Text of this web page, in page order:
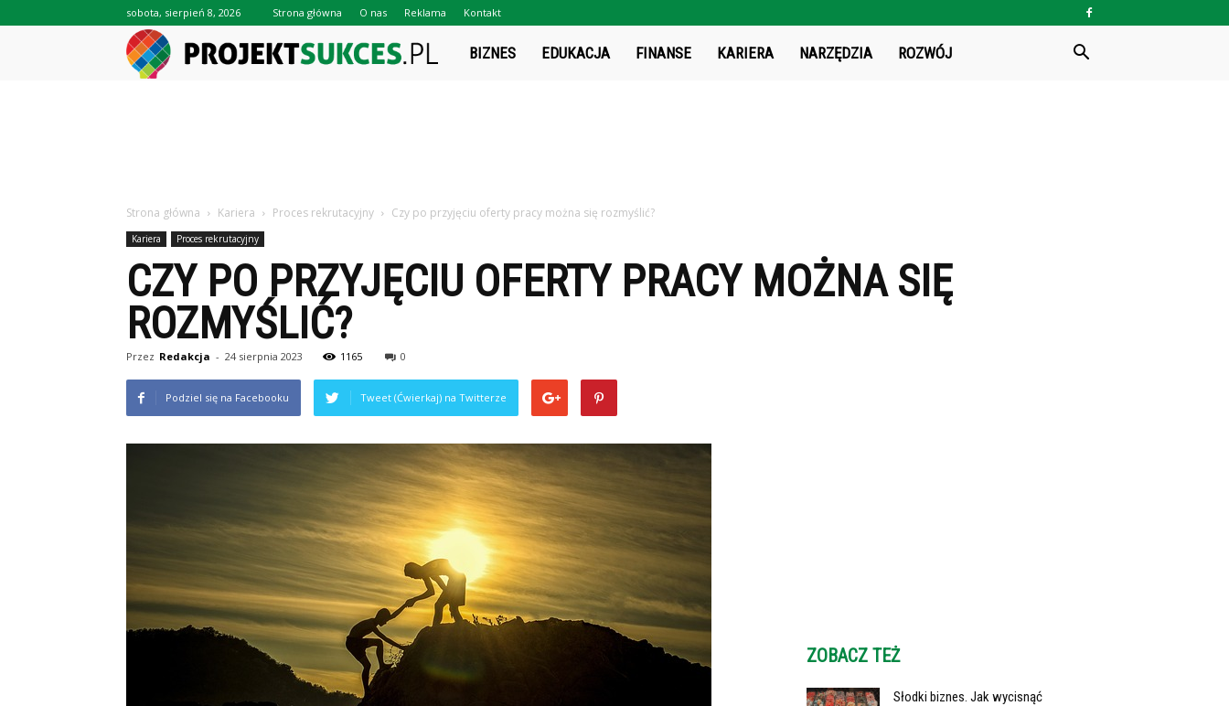
sobota, sierpień 8, 2026 Strona główna O nas Reklama Kontakt
Projektsukces.pl
BIZNES EDUKACJA FINANSE KARIERA NARZĘDZIA ROZWÓJ
Strona główna Kariera Proces rekrutacyjny Czy po przyjęciu oferty pracy można się rozmyślić?
Kariera Proces rekrutacyjny
CZY PO PRZYJĘCIU OFERTY PRACY MOŻNA SIĘ
ROZMYŚLIĆ?
Przez Redakcja - 24 sierpnia 2023 1165 0
Podziel się na Facebooku Tweet (Ćwierkaj) na Twitterze
ZOBACZ TEŻ
Słodki biznes. Jak wycisnąć